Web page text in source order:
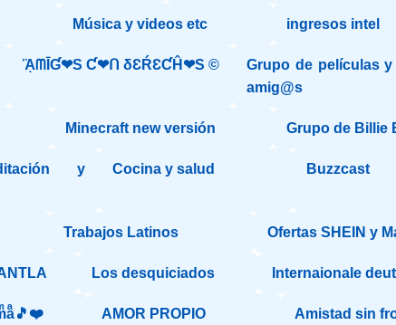
Música y videos etc ingresos intel
ᾋᗰĪƓ❤S Ƈ❤ᑎ δƐŔƐƇĤ❤S ©️
Grupo de películas
amig@s
Minecraft new versión Grupo de Billie
y
Cocina y salud Buzzcast
Trabajos Latinos Ofertas SHEIN y
Los desquiciados Internaionale
AMOR PROPIO Amistad sin